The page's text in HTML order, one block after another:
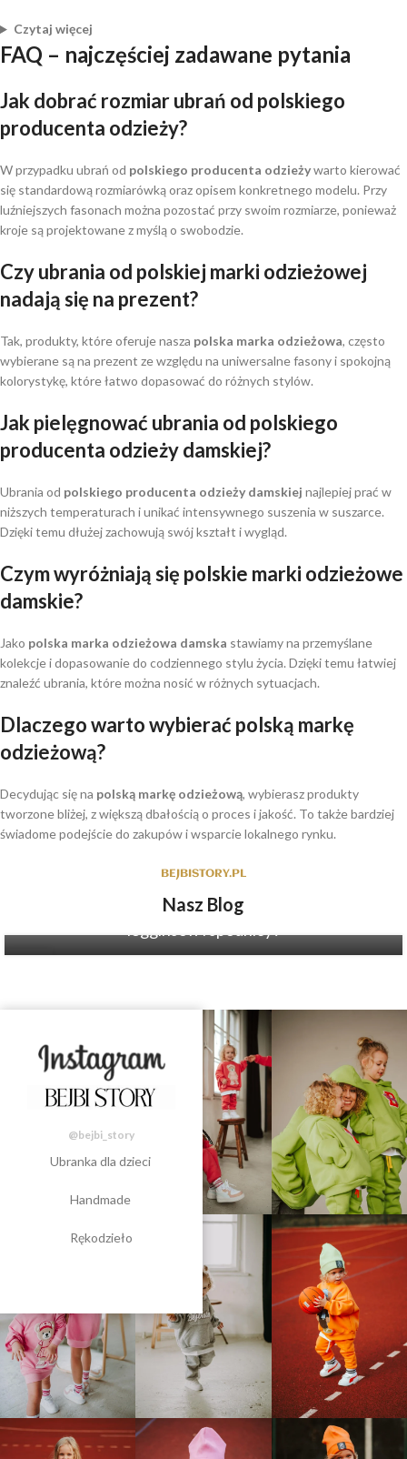
Czytaj więcej
FAQ – najczęściej zadawane pytania
Jak dobrać rozmiar ubrań od polskiego
producenta odzieży?
W przypadku ubrań od polskiego producenta odzieżywarto kierować
się standardową rozmiarówką oraz opisem konkretnego modelu. Przy
luźniejszych fasonach można pozostać przy swoim rozmiarze, ponieważ
kroje są projektowane z myślą o swobodzie.
Czy ubrania od polskiej marki odzieżowej
nadają się na prezent?
Tak, produkty, które oferuje nasza polska marka odzieżowa, często
wybierane są na prezent ze względu na uniwersalne fasony i spokojną
kolorystykę, które łatwo dopasować do różnych stylów.
Jak pielęgnować ubrania od polskiego
producenta odzieży damskiej?
Ubrania od polskiego producenta odzieży damskiej najlepiej prać w
niższych temperaturach i unikać intensywnego suszenia w suszarce.
Dzięki temu dłużej zachowują swój kształt i wygląd.
Czym wyróżniają się polskie marki odzieżowe
damskie?
Jako polska marka odzieżowa damska stawiamy na przemyślane
kolekcje i dopasowanie do codziennego stylu życia. Dzięki temu łatwiej
znaleźć ubrania, które można nosić w różnych sytuacjach.
Dlaczego warto wybierać polską markę
odzieżową?
Decydując się na polską markę odzieżową, wybierasz produkty
tworzone bliżej, z większą dbałością o proces i jakość. To także bardziej
świadome podejście do zakupów i wsparcie lokalnego rynku.
BEJBISTORY.PL
Nasz Blog
Jak dopasować bluzę dla dziewczynki do spodni,
@bejbi_story
Ubranka dla dzieci
Handmade
Rękodzieło